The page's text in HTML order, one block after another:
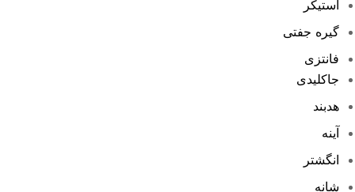
استیکر
گیره جفتی
فانتزی
جاکلیدی
هدبند
آینه
انگشتر
شانه